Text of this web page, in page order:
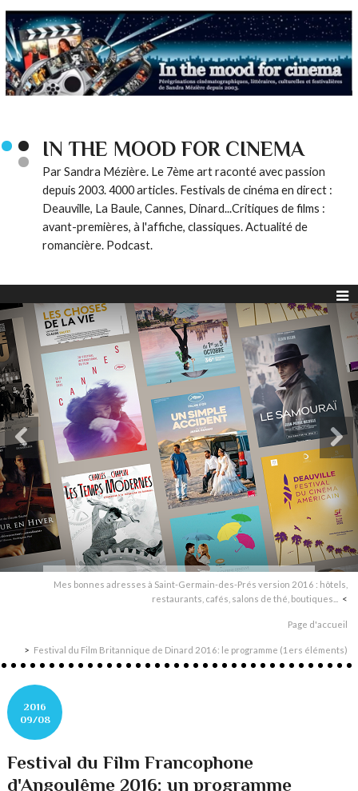
IN THE MOOD FOR CINEMA
Par Sandra Mézière. Le 7ème art raconté avec passion
depuis 2003. 4000 articles. Festivals de cinéma en direct :
Deauville, La Baule, Cannes, Dinard...Critiques de films :
avant-premières, à l'affiche, classiques. Actualité de
romancière. Podcast.
Mes bonnes adresses à Saint-Germain-des-Prés version 2016 : hôtels,
restaurants, cafés, salons de thé, boutiques...
Page d'accueil
Festival du Film Britannique de Dinard 2016: le programme (1ers éléments)
2016
09/08
Festival du Film Francophone
d'Angoulême 2016: un programme